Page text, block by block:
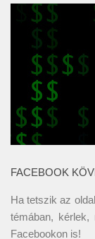
FACEBOOK
Ha tetszik az
témában,
Facebookon is!